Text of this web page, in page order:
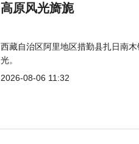
高原风光旖旎
西藏自治区阿里地区措勤县扎日南
光。
2026-08-06 11:32